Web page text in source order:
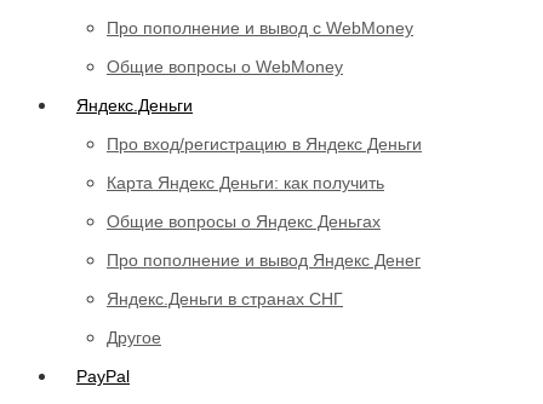
Про пополнение и вывод с WebMoney
Общие вопросы о WebMoney
Яндекс.Деньги
Про вход/регистрацию в Яндекс Деньги
Карта Яндекс Деньги: как получить
Общие вопросы о Яндекс Деньгах
Про пополнение и вывод Яндекс Денег
Яндекс.Деньги в странах СНГ
Другое
PayPal